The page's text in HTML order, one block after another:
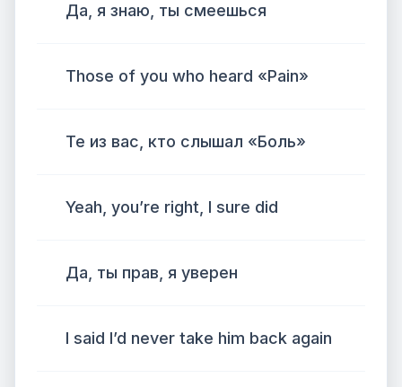
Да, я знаю, ты смеешься
Those of you who heard «Pain»
Те из вас, кто слышал «Боль»
Yeah, you’re right, I sure did
Да, ты прав, я уверен
I said I’d never take him back again